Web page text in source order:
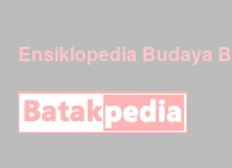
Ensiklopedia Budaya